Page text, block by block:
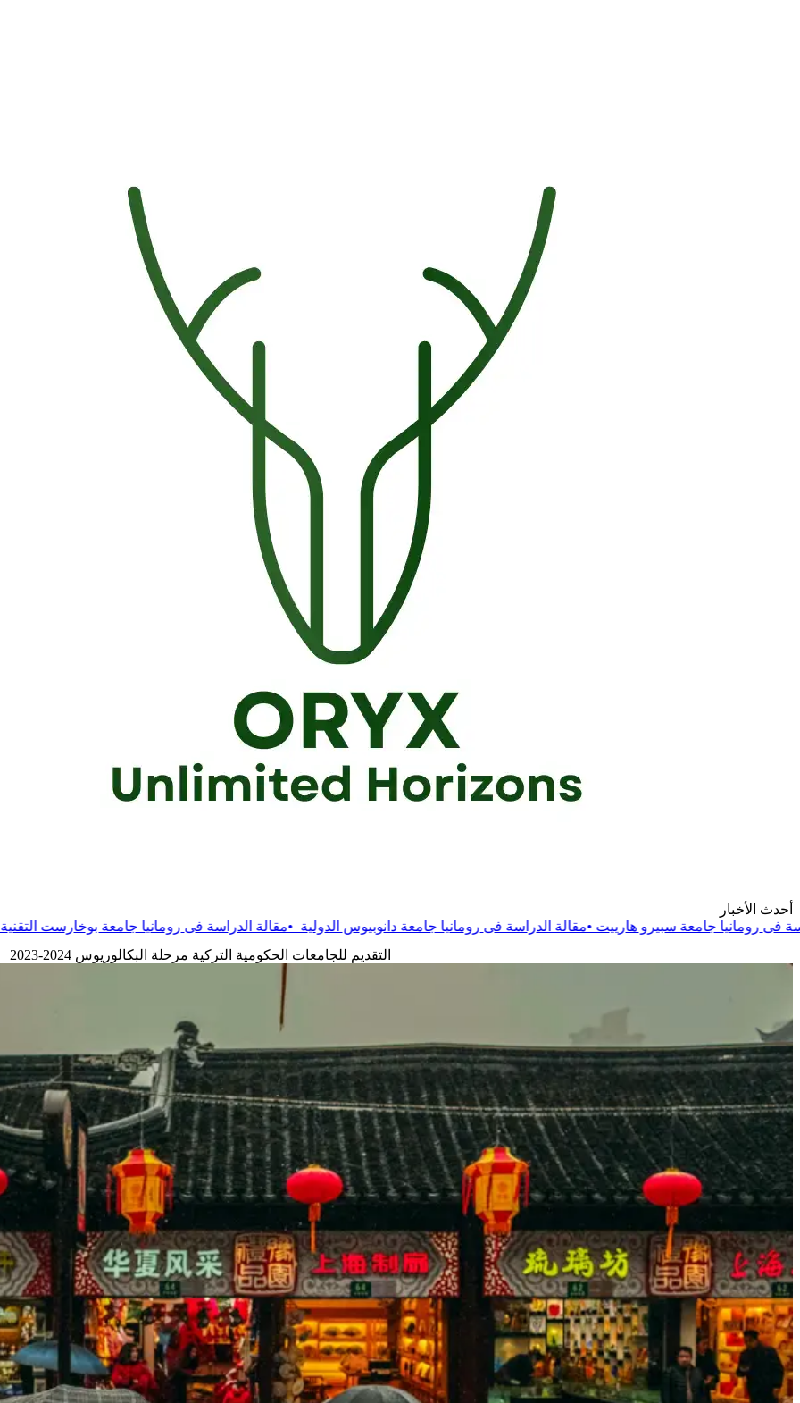
أحدث الأخبار
هارييت •مقالة الدراسة فى رومانيا جامعة دانوبيوس الدولية •مقالة الدراسة فى رومانيا جامعة بوخارست التقنية •مقالة الدراسة في
التقديم للجامعات الحكومية التركية مرحلة البكالوريوس 2024-2023